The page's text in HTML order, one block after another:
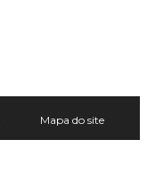
Mapa do site